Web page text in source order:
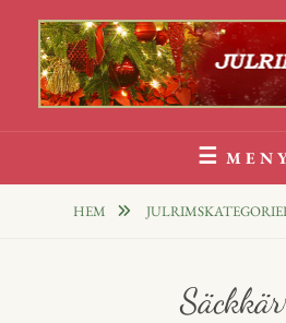
innehåll
Julrim Och
HEM